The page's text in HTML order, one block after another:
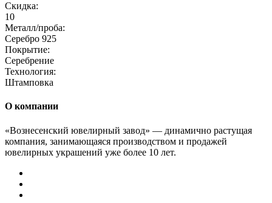
Скидка:
10
Металл/проба:
Серебро 925
Покрытие:
Серебрение
Технология:
Штамповка
О компании
«Вознесенский ювелирный завод» — динамично растущая
компания, занимающаяся производством и продажей
ювелирных украшений уже более 10 лет.